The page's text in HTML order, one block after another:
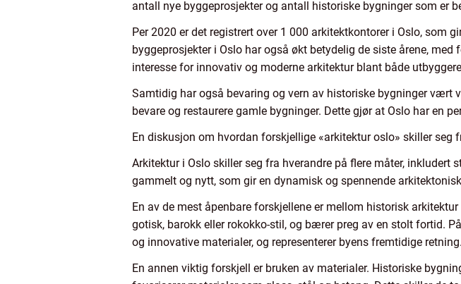
antall nye byggeprosjekter og antall historiske bygninger som er
Per 2020 er det registrert over 1 000 arkitektkontorer i Oslo, som
byggeprosjekter i Oslo har også økt betydelig de siste årene,
interesse for innovativ og moderne arkitektur blant både
Samtidig har også bevaring og vern av historiske bygninger vært
bevare og restaurere gamle bygninger. Dette gjør at Oslo har en
En diskusjon om hvordan forskjellige «arkitektur oslo» skiller seg
Arkitektur i Oslo skiller seg fra hverandre på flere måter,
gammelt og nytt, som gir en dynamisk og spennende
En av de mest åpenbare forskjellene er mellom historisk
gotisk, barokk eller rokokko-stil, og bærer preg av en stolt fortid.
og innovative materialer, og representerer byens fremtidige retning.
En annen viktig forskjell er bruken av materialer. Historiske